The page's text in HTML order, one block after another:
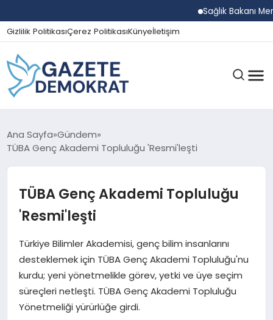
Sağlık Bakanı
Gizlilik PolitikasıÇerez PolitikasıKünyeİletişim
GÜNDEM
SPOR
SAĞLIK
Ana Sayfa Gündem
TÜBA Genç Akademi Topluluğu 'Resmi'leşti
TÜBA Genç Akademi Topluluğu
'Resmi'leşti
Türkiye Bilimler Akademisi, genç bilim insanlarını
desteklemek için TÜBA Genç Akademi Topluluğu'nu
kurdu; yeni yönetmelikle görev, yetki ve üye seçim
süreçleri netleşti. TÜBA Genç Akademi Topluluğu
Yönetmeliği yürürlüğe girdi.